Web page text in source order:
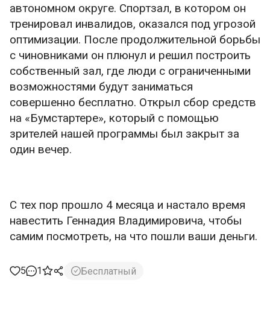
автономном округе. Спортзал, в котором он
тренировал инвалидов, оказался под угрозой
оптимизации. После продолжительной борьбы
с чиновниками он плюнул и решил построить
собственный зал, где люди с ограниченными
возможностями будут заниматься
совершенно бесплатно. Открыл сбор средств
на «Бумстартере», который с помощью
зрителей нашей программы был закрыт за
один вечер.
С тех пор прошло 4 месяца и настало время
навестить Геннадия Владимировича, чтобы
самим посмотреть, на что пошли ваши деньги.
5 1 Бесплатный